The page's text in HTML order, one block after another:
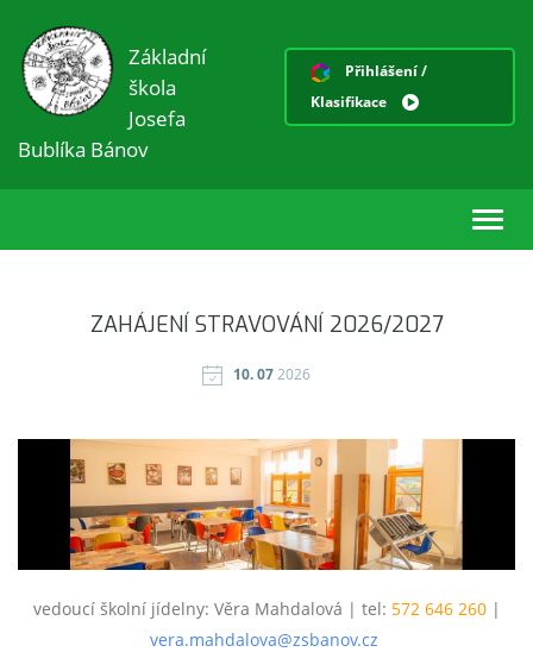
Základní
škola
Josefa
Bublíka Bánov
Přihlášení /
Klasifikace
ZAHÁJENÍ STRAVOVÁNÍ 2026/2027
10. 072026
vedoucí školní jídelny: Věra Mahdalová | tel: 572 646 260|
vera.mahdalova@zsbanov.cz